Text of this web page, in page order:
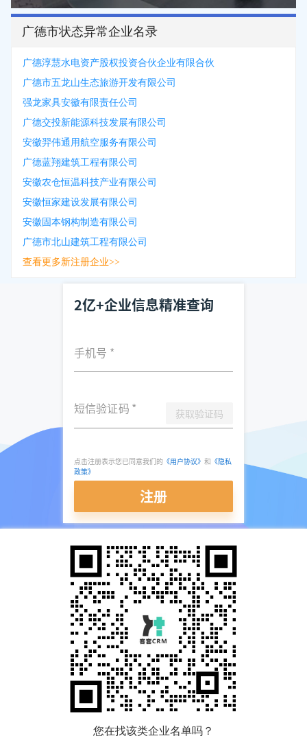
广德市状态异常企业名录
广德淳慧水电资产股权投资合伙企业有限合伙
广德市五龙山生态旅游开发有限公司
强龙家具安徽有限责任公司
广德交投新能源科技发展有限公司
安徽羿伟通用航空服务有限公司
广德蓝翔建筑工程有限公司
安徽农仓恒温科技产业有限公司
安徽恒家建设发展有限公司
安徽固本钢构制造有限公司
广德市北山建筑工程有限公司
查看更多新注册企业>>
2亿+企业信息精准查询
手机号 *
短信验证码 * 获取验证码
点击注册表示您已同意我们的 《用户协议》 和 《隐私
政策》
注册
您在找该类企业名单吗？